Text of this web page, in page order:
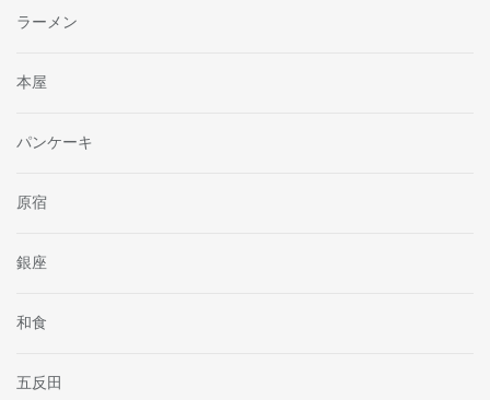
ラーメン
本屋
パンケーキ
原宿
銀座
和食
五反田